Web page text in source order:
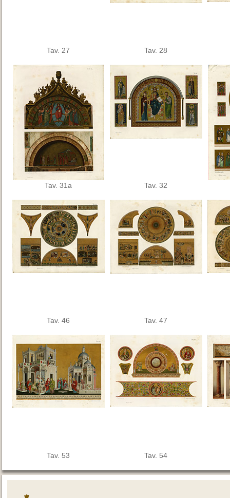
Tav. 27 Tav. 28
Tav. 31a Tav. 32
Tav. 46 Tav. 47
Tav. 53 Tav. 54